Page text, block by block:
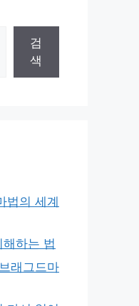
검
색
법의 세계
하는 법
래그드마